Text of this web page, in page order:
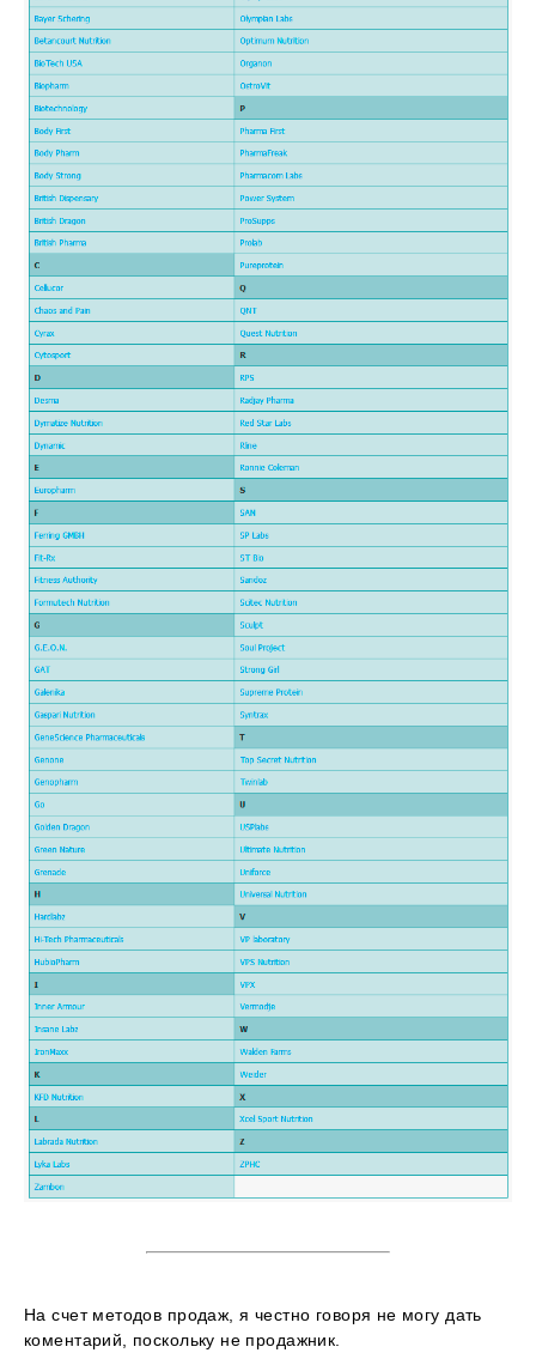
На счет методов продаж, я честно говоря не могу дать
коментарий, поскольку не продажник.